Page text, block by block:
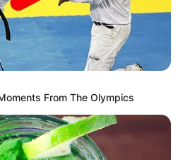
del Palacio de San
From The Olympics